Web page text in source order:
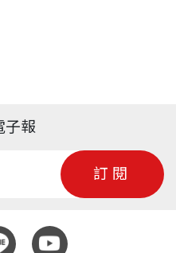
子報
訂閱